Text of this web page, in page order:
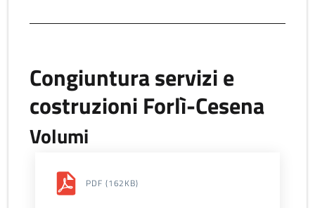
Congiuntura servizi e
costruzioni Forlì-Cesena
Volumi
PDF (162KB)